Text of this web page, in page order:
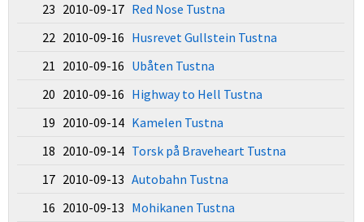
23 2010-09-17 Red Nose Tustna
22 2010-09-16 Husrevet Gullstein Tustna
21 2010-09-16 Ubåten Tustna
20 2010-09-16 Highway to Hell Tustna
19 2010-09-14 Kamelen Tustna
18 2010-09-14 Torsk på Braveheart Tustna
17 2010-09-13 Autobahn Tustna
16 2010-09-13 Mohikanen Tustna